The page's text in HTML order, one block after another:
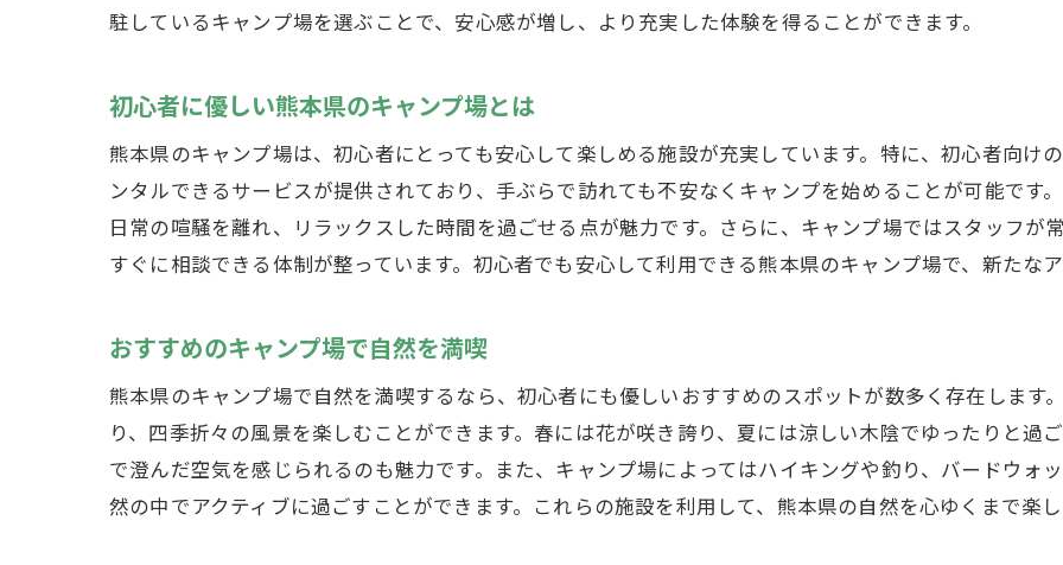
初心者向けの自然散策コース
キャンプデビューに最適熊本県のベストキャンプ場
初心者に最適なキャンプ場を探す
キャンプ場の設備をチェック
ベストキャンプ場でのアクティビティ
初めてでも安心なキャンプ体験
家族で楽しむ熊本県の初心者向けキャンプ場
家族連れにおすすめのキャンプ場
子供が喜ぶアクティビティ紹介
駐しているキャンプ場を選ぶことで、安心感が増し、より充実した体験を得ることができます。
初心者に優しい熊本県のキャンプ場とは
熊本県のキャンプ場は、初心者にとっても安心して楽しめる施設が充実しています。特に、初心者向け
ンタルできるサービスが提供されており、手ぶらで訪れても不安なくキャンプを始めることが可能です
日常の喧騒を離れ、リラックスした時間を過ごせる点が魅力です。さらに、キャンプ場ではスタッフが
すぐに相談できる体制が整っています。初心者でも安心して利用できる熊本県のキャンプ場で、新たな
おすすめのキャンプ場で自然を満喫
熊本県のキャンプ場で自然を満喫するなら、初心者にも優しいおすすめのスポットが数多く存在します
り、四季折々の風景を楽しむことができます。春には花が咲き誇り、夏には涼しい木陰でゆったりと過
で澄んだ空気を感じられるのも魅力です。また、キャンプ場によってはハイキングや釣り、バードウォ
然の中でアクティブに過ごすことができます。これらの施設を利用して、熊本県の自然を心ゆくまで楽